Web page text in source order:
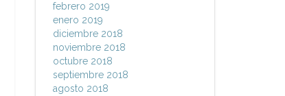
febrero 2019
enero 2019
diciembre 2018
noviembre 2018
octubre 2018
septiembre 2018
agosto 2018